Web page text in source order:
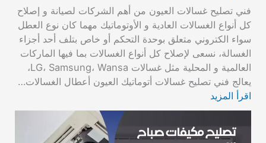
فني تصليح غسالات العيون من أهم الشركات لصيانة و إصلاح
كل أنواع الغسالات العادية و الأوتوماتيك مهما كان نوع العطل
سواء الكتروني متعلق بوحدة التحكم أو خاص بتلف أحد أجزاء
الغسالة، نسعى لإصلاح كل أنواع الغسالات بما فيها الماركات
العالمية و المحلية مثل غسالات LG، Samsung، Wansa،
يعالج فني تصليح غسالات أتوماتيك العيون أعطال الغسالات…
اقرأ المزيد